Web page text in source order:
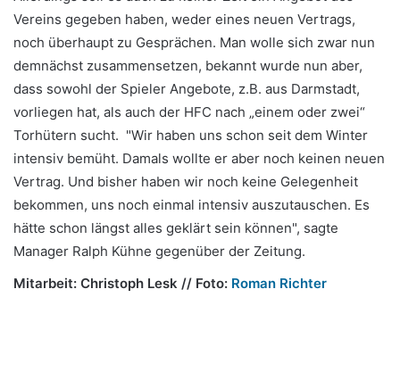
Vereins gegeben haben, weder eines neuen Vertrags,
noch überhaupt zu Gesprächen. Man wolle sich zwar nun
demnächst zusammensetzen, bekannt wurde nun aber,
dass sowohl der Spieler Angebote, z.B. aus Darmstadt,
vorliegen hat, als auch der HFC nach „einem oder zwei“
Torhütern sucht. "Wir haben uns schon seit dem Winter
intensiv bemüht. Damals wollte er aber noch keinen neuen
Vertrag. Und bisher haben wir noch keine Gelegenheit
bekommen, uns noch einmal intensiv auszutauschen. Es
hätte schon längst alles geklärt sein können", sagte
Manager Ralph Kühne gegenüber der Zeitung.
Mitarbeit: Christoph Lesk // Foto: Roman Richter